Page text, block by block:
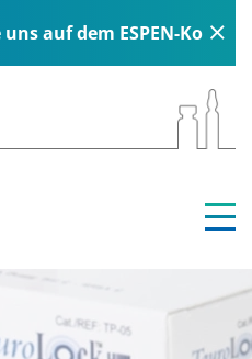
auf dem ESPEN-Kongress